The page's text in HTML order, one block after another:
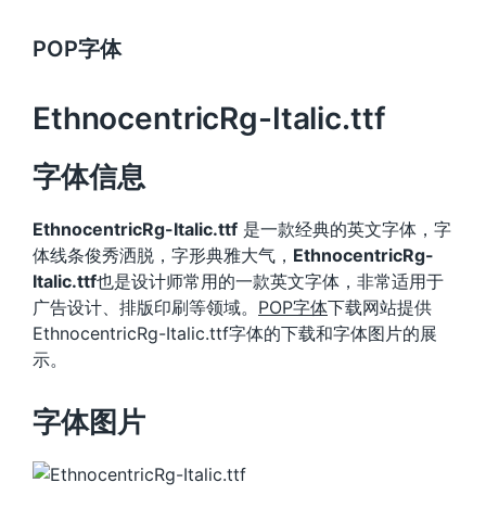
POP字体
EthnocentricRg-Italic.ttf
字体信息
EthnocentricRg-Italic.ttf 是一款经典的英文字体，字
体线条俊秀洒脱，字形典雅大气， EthnocentricRg-
Italic.ttf也是设计师常用的一款英文字体，非常适用于
广告设计、排版印刷等领域。 POP字体下载网站提供
EthnocentricRg-Italic.ttf字体的下载和字体图片的展
示。
字体图片